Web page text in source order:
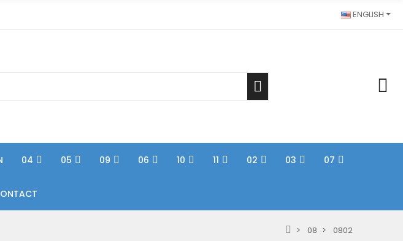
ENGLISH
04 05 09 06 10 11 02 03 07
08 0802